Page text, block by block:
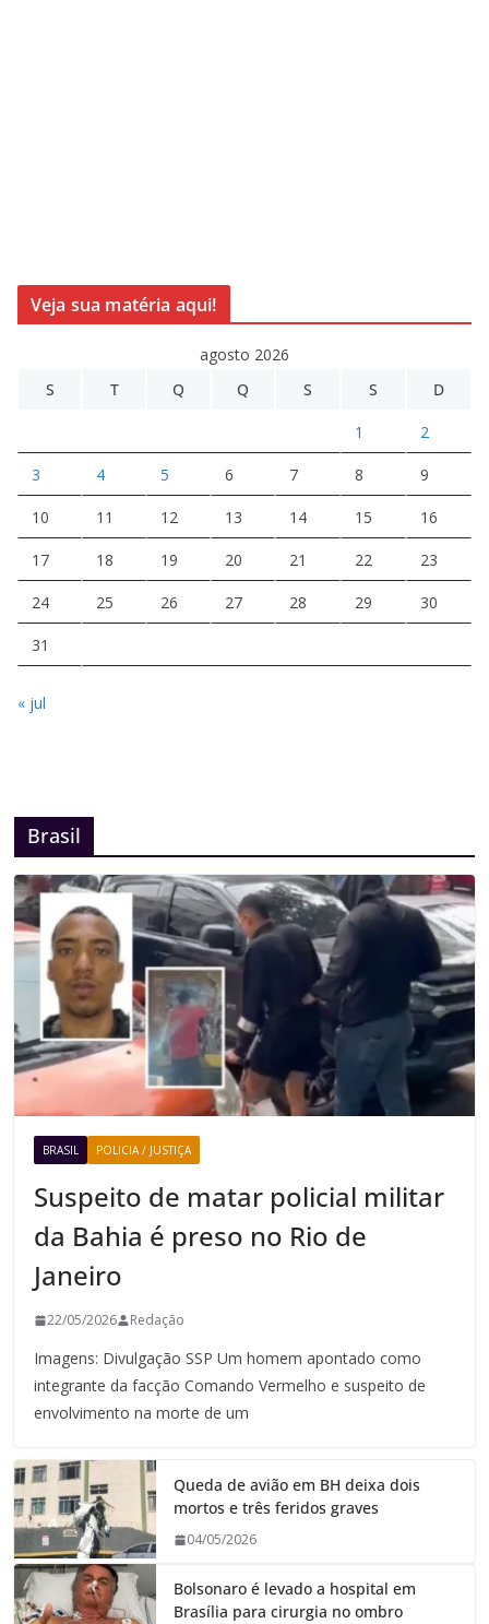
Veja sua matéria aqui!
agosto 2026
S
T Q Q S S D
1 2
3 4 5 6 7 8 9
10 11 12 13 14 15 16
17 18 19 20 21 22 23
24 25 26 27 28 29 30
31
« jul
Brasil
BRASIL POLICIA / JUSTIÇA
Suspeito de matar policial militar
da Bahia é preso no Rio de
Janeiro
22/05/2026 Redação
Imagens: Divulgação SSP Um homem apontado como
integrante da facção Comando Vermelho e suspeito de
envolvimento na morte de um
Queda de avião em BH deixa dois
mortos e três feridos graves
04/05/2026
Bolsonaro é levado a hospital em
Brasília para cirurgia no ombro